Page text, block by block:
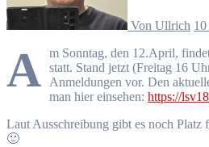
Von Ullrich
A m Sonntag, den 12.April,
statt. Stand jetzt (Freitag 16
Anmeldungen vor. Den
man hier einsehen: https://
Laut Ausschreibung gibt es noch Platz
🙂